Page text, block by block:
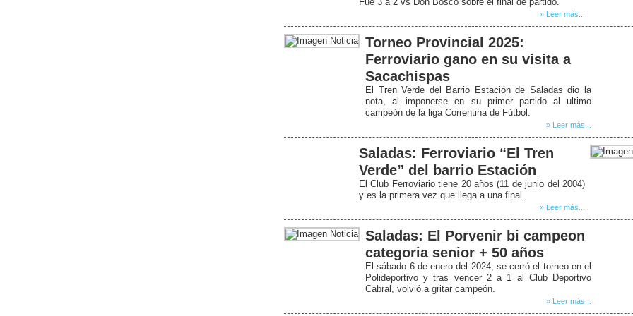
» Leer más...
Torneo Provincial 2025:
Ferroviario gano en su visita a
Sacachispas
El Tren Verde del Barrio Estación de Saladas dio la
nota, al imponerse en su primer partido al ultimo
campeón de la liga Correntina de Fútbol.
» Leer más...
Saladas: Ferroviario “El Tren
Verde” del barrio Estación
El Club Ferroviario tiene 20 años (11 de junio del 2004)
y es la primera vez que llega a una final.
» Leer más...
Saladas: El Porvenir bi campeon
categoria senior + 50 años
El sábado 6 de enero del 2024, se cerró el torneo en el
Polideportivo y tras vencer 2 a 1 al Club Deportivo
Cabral, volvió a gritar campeón.
» Leer más...